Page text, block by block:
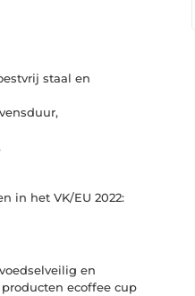
staal en
in het VK/EU 2022:
en
ecoffee cup